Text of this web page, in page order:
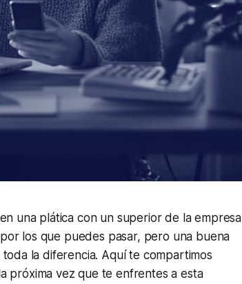
una plática con un superior de la empresa
los que puedes pasar, pero una buena
la diferencia. Aquí te compartimos
próxima vez que te enfrentes a esta